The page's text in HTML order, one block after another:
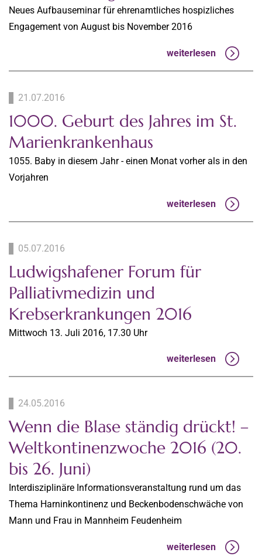
Neues Aufbauseminar für ehrenamtliches hospizliches
Engagement von August bis November 2016
weiterlesen
21.07.2016
1000. Geburt des Jahres im St.
Marienkrankenhaus
1055. Baby in diesem Jahr - einen Monat vorher als in den
Vorjahren
weiterlesen
05.07.2016
Ludwigshafener Forum für
Palliativmedizin und
Krebserkrankungen 2016
Mittwoch 13. Juli 2016, 17.30 Uhr
weiterlesen
24.05.2016
Wenn die Blase ständig drückt! –
Weltkontinenzwoche 2016 (20.
bis 26. Juni)
Interdisziplinäre Informationsveranstaltung rund um das
Thema Harninkontinenz und Beckenbodenschwäche von
Mann und Frau in Mannheim Feudenheim
weiterlesen